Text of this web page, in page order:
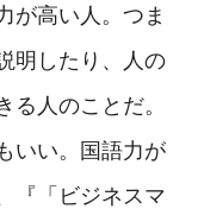
が高い人。つま
明したり、人の
る人のことだ。
いい。国語力が
『「ビジネスマ